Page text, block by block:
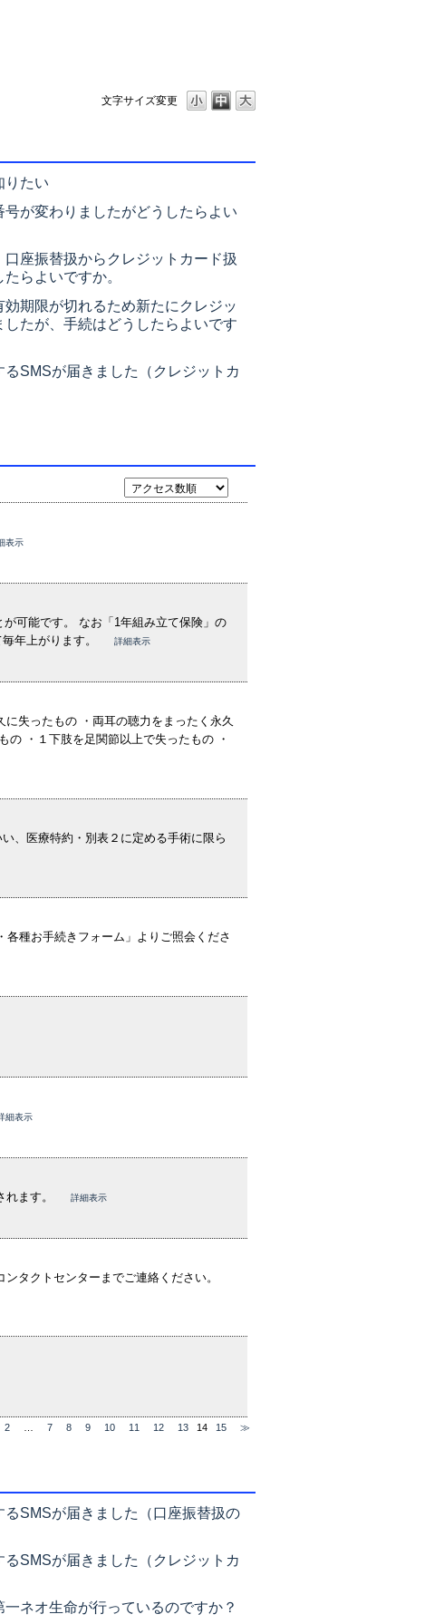
文字サイズ変更
りたい
号が変わりましたがどうしたらよい
座振替扱からクレジットカード扱
らよいですか。
効期限が切れるため新たにクレジッ
したが、手続はどうしたらよいです
SMSが届きました（クレジットカ
表示
可能です。 なお「1年組み立て保険」の
年上がります。
詳細表示
失ったもの ・両耳の聴力をまったく永久
・１下肢を足関節以上で失ったもの ・
、医療特約・別表２に定める手術に限ら
種お手続きフォーム」よりご照会くださ
細表示
れます。 詳細表示
タクトセンターまでご連絡ください。
2 7 8 9 10 11 12 13 14 15 ≫
SMSが届きました（口座振替扱の
SMSが届きました（クレジットカ
ネオ生命が行っているのですか？